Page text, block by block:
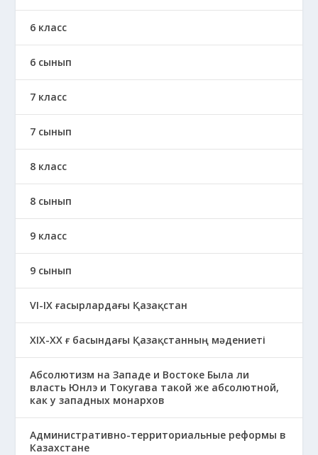
6 класс
6 сынып
7 класс
7 сынып
8 класс
8 сынып
9 класс
9 сынып
VI-IX ғасырлардағы Қазақстан
XIХ-XX ғ басындағы Қазақстанның мәдениеті
Абсолютизм на Западе и Востоке Была ли
власть Юнлэ и Токугава такой же абсолютной,
как у западных монархов
Административно-территориальные реформы в
Казахстане